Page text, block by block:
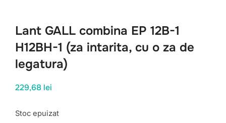
Lant GALL combina EP 12B-1
H12BH-1 (za intarita, cu o za de
legatura)
229,68 lei
Stoc epuizat